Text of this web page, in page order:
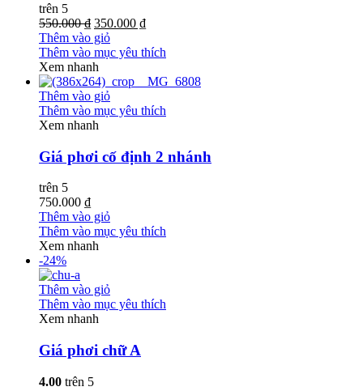
trên 5
550.000 ₫ 350.000 ₫
Thêm vào giỏ
Thêm vào mục yêu thích
Xem nhanh
Thêm vào giỏ
Thêm vào mục yêu thích
Xem nhanh
Giá phơi cố định 2 nhánh
trên 5
750.000 ₫
Thêm vào giỏ
Thêm vào mục yêu thích
Xem nhanh
-24%
Thêm vào giỏ
Thêm vào mục yêu thích
Xem nhanh
Giá phơi chữ A
4.00 trên 5